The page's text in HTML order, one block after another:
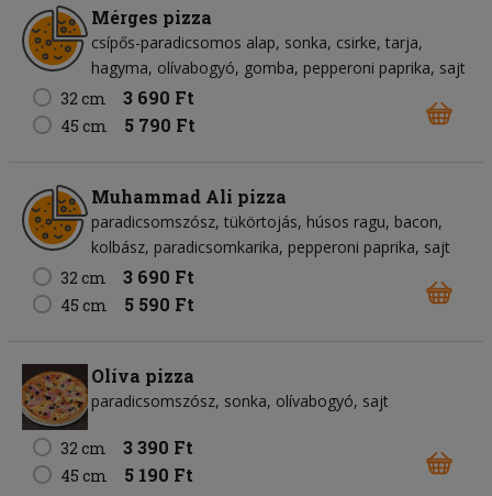
Mérges pizza
csípős-paradicsomos alap sonka csirke tarja
hagyma olívabogyó gomba pepperoni paprika sajt
32 cm
3 690 Ft
45 cm 5 790 Ft
Muhammad Ali pizza
paradicsomszósz tükörtojás húsos ragu bacon
kolbász paradicsomkarika pepperoni paprika sajt
32 cm
3 690 Ft
45 cm 5 590 Ft
Olíva pizza
paradicsomszósz sonka olívabogyó sajt
32 cm 3 390 Ft
45 cm 5 190 Ft